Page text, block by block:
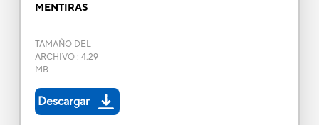
MENTIRAS
TAMAÑO DEL
ARCHIVO: 4.29
MB
Descargar